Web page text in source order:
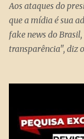
Ela só s...
Aos ataques do
que a mídia é sua
fake news do
transparência", diz